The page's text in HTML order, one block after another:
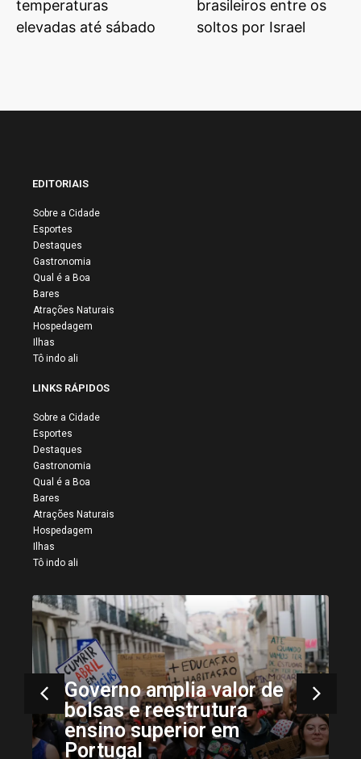
temperaturas
elevadas até sábado
brasileiros entre os
soltos por Israel
EDITORIAIS
Sobre a Cidade
Esportes
Destaques
Gastronomia
Qual é a Boa
Bares
Atrações Naturais
Hospedagem
Ilhas
Tô indo ali
LINKS RÁPIDOS
Sobre a Cidade
Esportes
Destaques
Gastronomia
Qual é a Boa
Bares
Atrações Naturais
Hospedagem
Ilhas
Tô indo ali
Governo amplia valor de
bolsas e reestrutura
ensino superior em
Portugal